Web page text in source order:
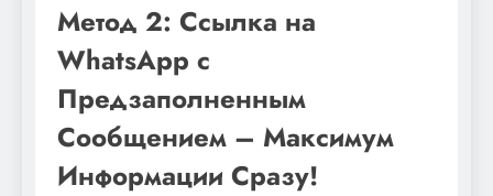
Метод 2: Ссылка на
WhatsApp с
Предзаполненным
Сообщением – Максимум
Информации Сразу!